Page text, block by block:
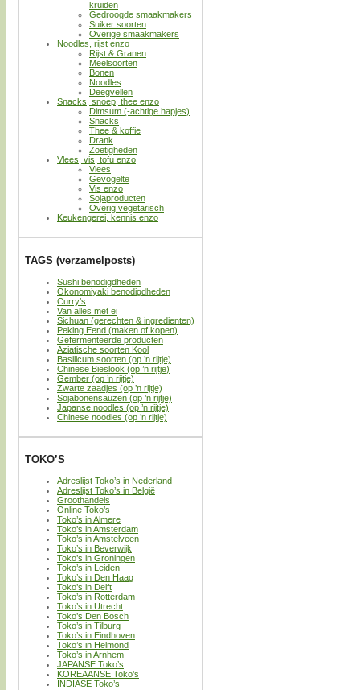
kruiden
Gedroogde smaakmakers
Suiker soorten
Overige smaakmakers
Noodles, rijst enzo
Rijst & Granen
Meelsoorten
Bonen
Noodles
Deegvellen
Snacks, snoep, thee enzo
Dimsum (-achtige hapjes)
Snacks
Thee & koffie
Drank
Zoetigheden
Vlees, vis, tofu enzo
Vlees
Gevogelte
Vis enzo
Sojaproducten
Overig vegetarisch
Keukengerei, kennis enzo
TAGS (verzamelposts)
Sushi benodigdheden
Okonomiyaki benodigdheden
Curry’s
Van alles met ei
Sichuan (gerechten & ingredienten)
Peking Eend (maken of kopen)
Gefermenteerde producten
Aziatische soorten Kool
Basilicum soorten (op ’n rijtje)
Chinese Bieslook (op ’n rijtje)
Gember (op ’n rijtje)
Zwarte zaadjes (op ’n rijtje)
Sojabonensauzen (op ’n rijtje)
Japanse noodles (op ’n rijtje)
Chinese noodles (op ’n rijtje)
TOKO’S
Adreslijst Toko’s in Nederland
Adreslijst Toko’s in België
Groothandels
Online Toko’s
Toko’s in Almere
Toko’s in Amsterdam
Toko’s in Amstelveen
Toko’s in Beverwijk
Toko’s in Groningen
Toko’s in Leiden
Toko’s in Den Haag
Toko’s in Delft
Toko’s in Rotterdam
Toko’s in Utrecht
Toko’s Den Bosch
Toko’s in Tilburg
Toko’s in Eindhoven
Toko’s in Helmond
Toko’s in Arnhem
JAPANSE Toko’s
KOREAANSE Toko’s
INDIASE Toko’s